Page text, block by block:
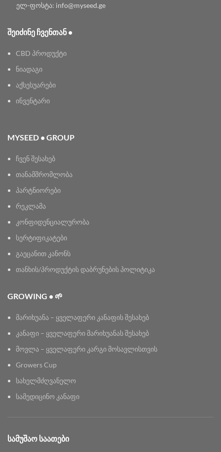
ელ-ფოსტა: info@myseed.ge
ᲨᲔᲘᲫᲘᲜᲔ ᲩᲕᲔᲜᲗᲐᲜ •
CBD პროდუქტი
ნიადაგი
აქსესუარები
ინვენტარი
MYSEED • GROUP
ჩვენ შესახებ
თანამშრომლობა
პარტნიორები
რეკლამა
კონფიდენციალურობა
სერტიფიკატები
გაეცანით კანონს
თანხის/პროდუქტის დაბრუნების პოლიტიკა
GROWING • 🌱
მარიხუანა – ყველაფერი კანაფის შესახებ
კანაფი – ყველაფერი მარიხუანას შესახებ
მოვლა – ყველაფერი კარგი მოსავლისთვის
Growers Cup
სახელმძღვანელო
სამედიცინო კანაფი
ᲡᲐᲛᲣᲨᲐᲝ ᲡᲐᲐᲗᲔᲑᲘ